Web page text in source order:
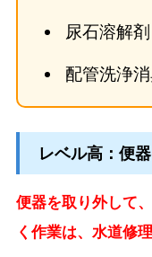
尿石溶解
配管洗浄
レベル高：便
便器を取り外して
く作業は、水道修